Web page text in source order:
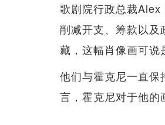
歌剧院行政总裁
削减开支、筹款以
藏，这幅肖像画可说
他们与霍克尼一直
言，霍克尼对于他的